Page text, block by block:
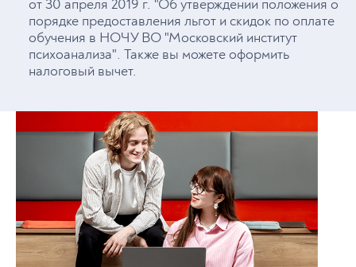
от 30 апреля 2019 г. "Об утверждении положения о
порядке предоставления льгот и скидок по оплате
обучения в НОЧУ ВО "Московский институт
психоанализа". Также вы можете оформить
налоговый вычет.